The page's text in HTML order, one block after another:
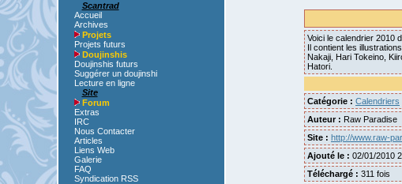
Scantrad
Accueil
Archives
Projets
Projets futurs
Doujinshis
Doujinshis futurs
Suggérer un doujinshi
Lecture en ligne
Site
Forum
Extras
IRC
Nous Contacter
Articles
Liens Web
Galerie
FAQ
Syndication RSS
Voici le calendrier 2010
Il contient les
Nakaji, Hari Tokeino,
Hatori.
Catégorie : Calendriers
Auteur : Raw Paradise
Site : http://www.raw-
Ajouté le : 02/01/2010
Téléchargé : 311 fois